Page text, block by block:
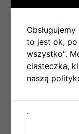
to jest ok,
wszystko".
ciasteczka,
naszą